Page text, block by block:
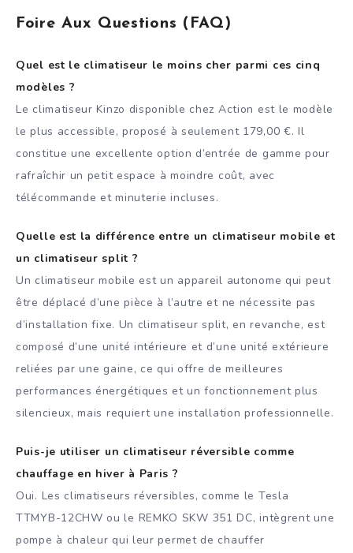
Foire Aux Questions (FAQ)
Quel est le climatiseur le moins cher parmi ces cinq
modèles ?
Le climatiseur Kinzo disponible chez Action est le modèle
le plus accessible, proposé à seulement 179,00 €. Il
constitue une excellente option d’entrée de gamme pour
rafraîchir un petit espace à moindre coût, avec
télécommande et minuterie incluses.
Quelle est la différence entre un climatiseur mobile et
un climatiseur split ?
Un climatiseur mobile est un appareil autonome qui peut
être déplacé d’une pièce à l’autre et ne nécessite pas
d’installation fixe. Un climatiseur split, en revanche, est
composé d’une unité intérieure et d’une unité extérieure
reliées par une gaine, ce qui offre de meilleures
performances énergétiques et un fonctionnement plus
silencieux, mais requiert une installation professionnelle.
Puis-je utiliser un climatiseur réversible comme
chauffage en hiver à Paris ?
Oui. Les climatiseurs réversibles, comme le Tesla
TTMYB-12CHW ou le REMKO SKW 351 DC, intègrent une
pompe à chaleur qui leur permet de chauffer